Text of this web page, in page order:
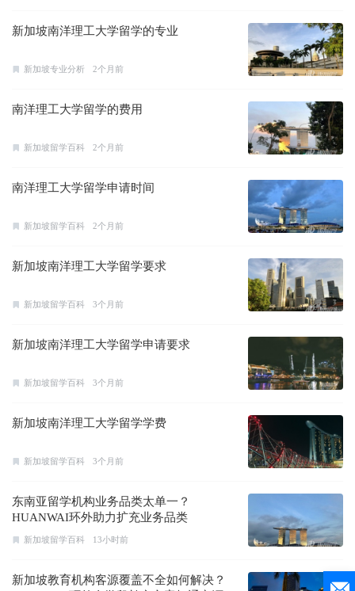
新加坡南洋理工大学留学的专业
新加坡专业分析 2个月前
南洋理工大学留学的费用
新加坡留学百科 2个月前
南洋理工大学留学申请时间
新加坡留学百科 2个月前
新加坡南洋理工大学留学要求
新加坡留学百科 3个月前
新加坡南洋理工大学留学申请要求
新加坡留学百科 3个月前
新加坡南洋理工大学留学学费
新加坡留学百科 3个月前
东南亚留学机构业务品类太单一？
HUANWAI环外助力扩充业务品类
新加坡留学百科 13小时前
新加坡教育机构客源覆盖不全如何解决？